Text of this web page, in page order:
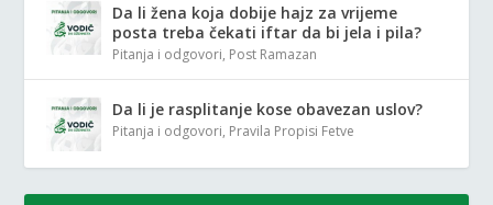
Da li žena koja dobije hajz za vrijeme
posta treba čekati iftar da bi jela i pila?
Pitanja i odgovori, Post Ramazan
Da li je rasplitanje kose obavezan uslov?
Pitanja i odgovori, Pravila Propisi Fetve